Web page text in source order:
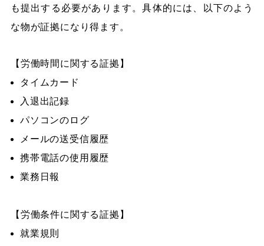
も提出する必要があります。具体的には、以下のよう
な物が証拠になり得ます。
【労働時間に関する証拠】
タイムカード
入退出記録
パソコンのログ
メールの送受信履歴
携帯電話の使用履歴
業務日報
【労働条件に関する証拠】
就業規則